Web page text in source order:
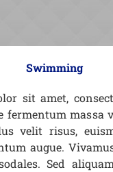
Swimming
sit amet,
fermentum massa
velit risus,
augue.
Sed